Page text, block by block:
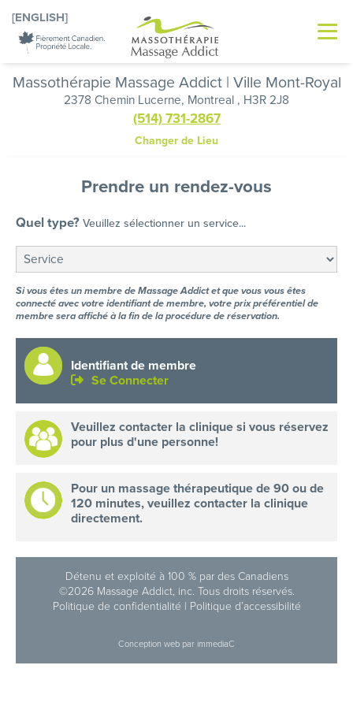
[ENGLISH]
Massothérapie Massage Addict | Ville Mont-Royal
2378 Chemin Lucerne, Montreal , H3R 2J8
(514) 731-2867
Changer de Lieu
Prendre un rendez-vous
Quel type?Veuillez sélectionner un service...
Si vous êtes un membre de Massage Addict et que vous vous êtes
connecté avec votre identifiant de membre, votre prix préférentiel de
membre sera affiché à la fin de la procédure de réservation.
Identifiant de membre
Se Connecter
Veuillez contacter la clinique si vous réservez
pour plus d'une personne!
Pour un massage thérapeutique de 90 ou de
120 minutes, veuillez contacter la clinique
directement.
Détenu et exploité à 100 % par des Canadiens
©2026 Massage Addict, inc. Tous droits réservés.
Politique de confidentialité | Politique d’accessibilité
Conception web par immediaC